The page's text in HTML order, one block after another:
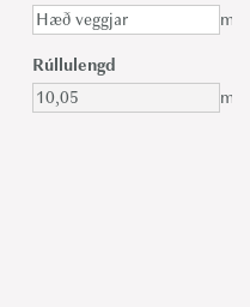
m
Rúllulengd
m